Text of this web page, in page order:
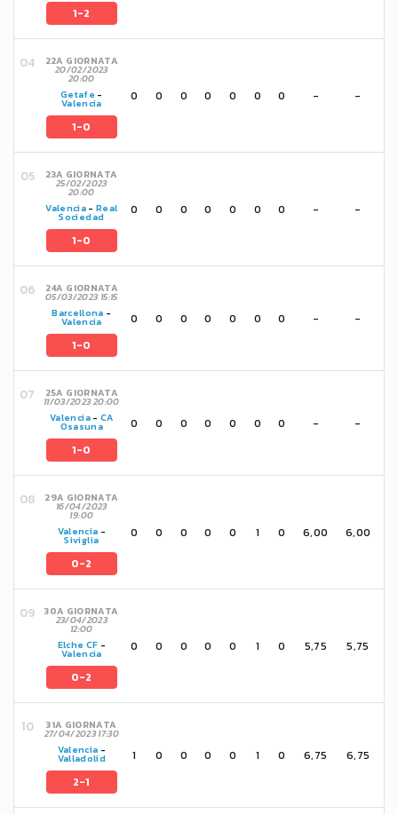
1-2
22A GIORNATA
20/02/2023
20:00
Getafe -
Valencia
1-0
0 0 0 0 0 0 0 - -
23A GIORNATA
25/02/2023
20:00
Valencia -Real
Sociedad
1-0
0 0 0 0 0 0 0 - -
24A GIORNATA
05/03/2023 15:15
Barcellona -
Valencia
1-0
0 0 0 0 0 0 0 - -
25A GIORNATA
11/03/2023 20:00
Valencia- CA
Osasuna
1-0
0 0 0 0 0 0 0 - -
29A GIORNATA
16/04/2023
19:00
Valencia -
Siviglia
0-2
0 0 0 0 0 1 0 6,00 6,00
30A GIORNATA
23/04/2023
12:00
Elche CF -
Valencia
0-2
0 0 0 0 0 1 0 5,75 5,75
31A GIORNATA
27/04/2023 17:30
Valencia -
Valladolid
2-1
1 0 0 0 0 1 0 6,75 6,75